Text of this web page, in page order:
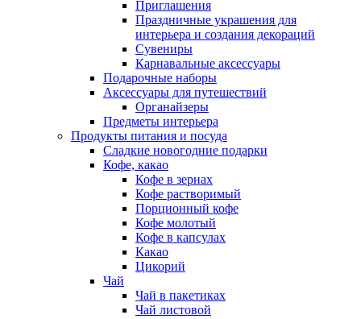
Приглашения
Праздничные украшения для
интерьера и создания декораций
Сувениры
Карнавальные аксессуары
Подарочные наборы
Аксессуары для путешествий
Органайзеры
Предметы интерьера
Продукты питания и посуда
Сладкие новогодние подарки
Кофе, какао
Кофе в зернах
Кофе растворимый
Порционный кофе
Кофе молотый
Кофе в капсулах
Какао
Цикорий
Чай
Чай в пакетиках
Чай листовой